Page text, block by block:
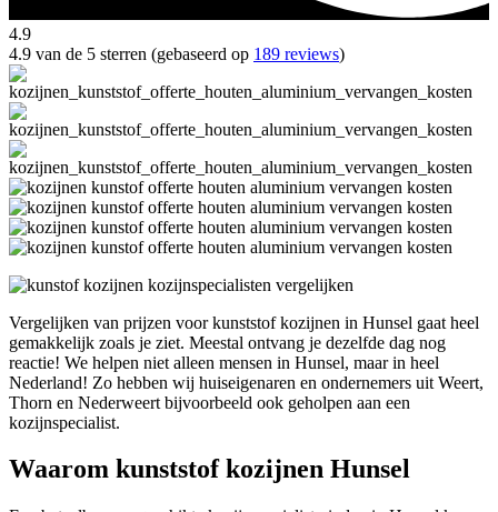
4.9
4.9 van de 5 sterren (gebaseerd op 189 reviews)
Vergelijken van prijzen voor kunststof kozijnen in Hunsel gaat heel
gemakkelijk zoals je ziet. Meestal ontvang je dezelfde dag nog
reactie! We helpen niet alleen mensen in Hunsel, maar in heel
Nederland! Zo hebben wij huiseigenaren en ondernemers uit Weert,
Thorn en Nederweert bijvoorbeeld ook geholpen aan een
kozijnspecialist.
Waarom kunststof kozijnen Hunsel